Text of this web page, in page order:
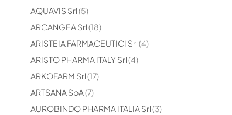
AQUAVIS Srl 5
elementi
ARCANGEA Srl 18
elementi
ARISTEIA FARMACEUTICI Srl 4
elementi
ARISTO PHARMA ITALY Srl 4
elementi
ARKOFARM Srl 17
elementi
ARTSANA SpA 7
elementi
AUROBINDO PHARMA ITALIA Srl 3
elementi